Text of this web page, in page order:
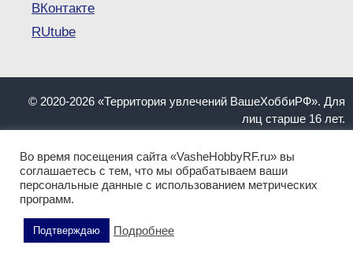
ВКонтакте
RUtube
© 2020-2026 «Территория увлечений ВашеХоббиРФ». Для
лиц старше 16 лет.
VasheHobbyRF.ru обязательна.
Информация, представленная на сайте, не должна
пониматься как инструкция. Имеются противопоказания.
Перед применением обратитесь к квалифицированному
Во время посещения сайта «VasheHobbyRF.ru» вы
соглашаетесь с тем, что мы обрабатываем ваши
персональные данные с использованием метрических
программ.
Подтверждаю Подробнее